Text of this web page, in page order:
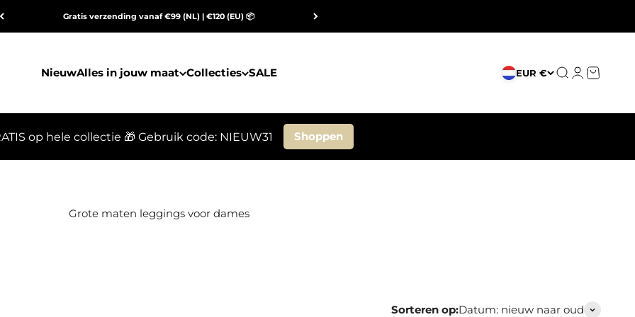
Gratis verzending vanaf €99 (NL) | €120 (EU) 📦
NieuwAlles in jouw maat Collecties SALE EUR € Zoeken
Inloggen
op hele collectie 🎁 Gebruik code: NIEUW31 Shoppen
Sorteren op:Datum: nieuw naar oud